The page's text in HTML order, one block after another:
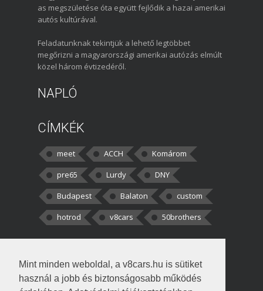
Mint minden weboldal, a v8cars.hu is sütiket
használ a jobb és biztonságosabb működés
as megszületése óta együtt fejlődik a hazai amerikai
autós kultúrával.
Feladatunknak tekintjük a lehető legtöbbet
megőrizni a magyarországi amerikai autózás elmúlt
közel három évtizedéről.
NAPLÓ
CÍMKÉK
meet ACCH
Komárom
pre65
Lurdy
DNY
Budapest
Balaton
custom
hotrod
v8cars 50brothers
kortisz:Elszúrtam! Én csak két
darabbaal számoltam. Nem tudtam, hogy fél autót,